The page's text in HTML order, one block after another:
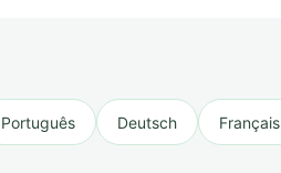
Português Deutsch Français